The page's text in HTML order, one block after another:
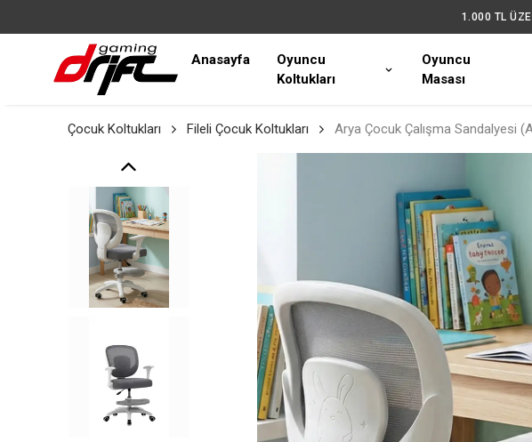
1.000 TL
Anasayfa
Oyuncu
Koltukları
Oyuncu
Masası
Çocuk Koltukları Fileli Çocuk Koltukları Arya Çocuk Çalışma Sandalyesi